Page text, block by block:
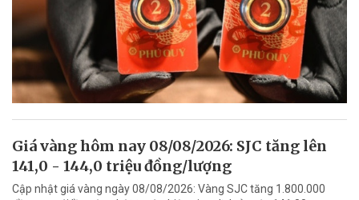
Giá vàng hôm nay 08/08/2026: SJC tăng lên
141,0 - 144,0 triệu đồng/lượng
Cập nhật giá vàng ngày 08/08/2026: Vàng SJC tăng 1.800.000